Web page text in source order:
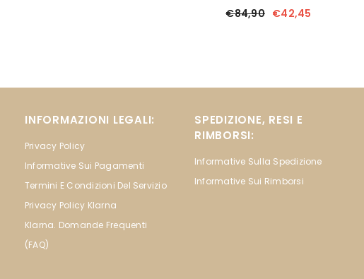
€84,90 €42,45
INFORMAZIONI LEGALI:
Privacy Policy
Informative Sui Pagamenti
Termini E Condizioni Del Servizio
Privacy Policy Klarna
Klarna. Domande Frequenti
(FAQ)
SPEDIZIONE, RESI E
RIMBORSI:
Informative Sulla Spedizione
Informative Sui Rimborsi